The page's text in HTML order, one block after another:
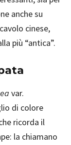
anche su
cinese,
più “antica”.
var.
di colore
ricorda il
la chiamano